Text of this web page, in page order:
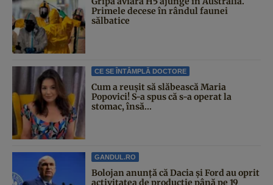
Primele decese în rândul faunei
sălbatice
CE SE ÎNTÂMPLĂ DOCTORE
Cum a reușit să slăbească Maria
Popovici! S-a spus că s-a operat la
stomac, însă...
GANDUL.RO
Bolojan anunță că Dacia și Ford au oprit
activitatea de producție până pe 19